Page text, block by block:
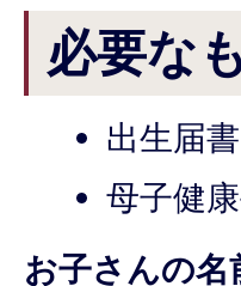
必要な
出生届
母子健
お子さんの